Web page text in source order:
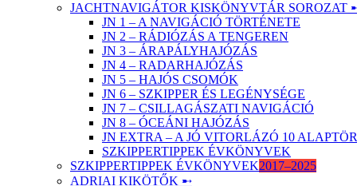
JACHTNAVIGÁTOR KISKÖNYVTÁR SOROZAT
JN 1 – A NAVIGÁCIÓ TÖRTÉNETE
JN 2 – RÁDIÓZÁS A TENGEREN
JN 3 – ÁRAPÁLYHAJÓZÁS
JN 4 – RADARHAJÓZÁS
JN 5 – HAJÓS CSOMÓK
JN 6 – SZKIPPER ÉS LEGÉNYSÉGE
JN 7 – CSILLAGÁSZATI NAVIGÁCIÓ
JN 8 – ÓCEÁNI HAJÓZÁS
JN EXTRA – A JÓ VITORLÁZÓ 10
SZKIPPERTIPPEK ÉVKÖNYVEK
SZKIPPERTIPPEK ÉVKÖNYVEK2017–2025
ADRIAI KIKÖTŐK ➸